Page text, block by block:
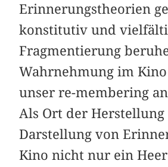
Erinnerungstheorien
konstitutiv und
Fragmentierung
Wahrnehmung im
unser re-membering
Als Ort der Herstellung
Darstellung von
Kino nicht nur ein